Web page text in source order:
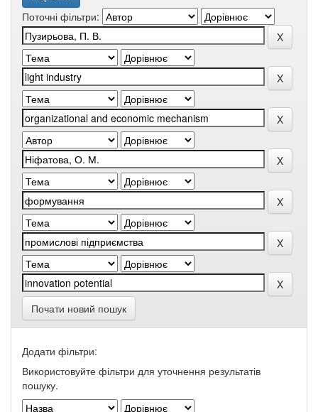
Поточні фільтри:
Почати новий пошук
Додати фільтри:
Використовуйте фільтри для уточнення результатів
пошуку.